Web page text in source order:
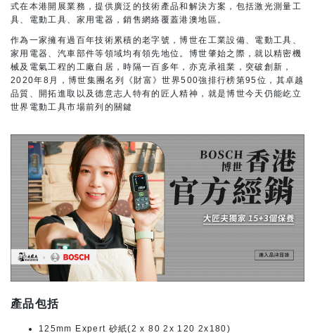
式在本港開展業務，提供廣泛的技術產品和解決方案，包括激光測量工
具、電動工具、家用電器，銷售網絡覆蓋港澳地區。
作為一家擁有過百年技術累積的老字號，博世在工業設備、電動工具、
家用電器、汽車部件等領域均有領先地位。博世肇始之際，就以精密機
械及電氣工程的工廠自居，時隔一百多年，亦克承祖業，突破創新，
2020年8月，博世集團名列《財富》世界500強排行榜第95位，其卓越
品質、開拓進取以及德意志人特有的匠人精神，就是博世今天仍能屹立
世界電動工具市場前列的關鍵
產品包括
125mm Expert 砂紙(2 x 80 2x 120 2x180)